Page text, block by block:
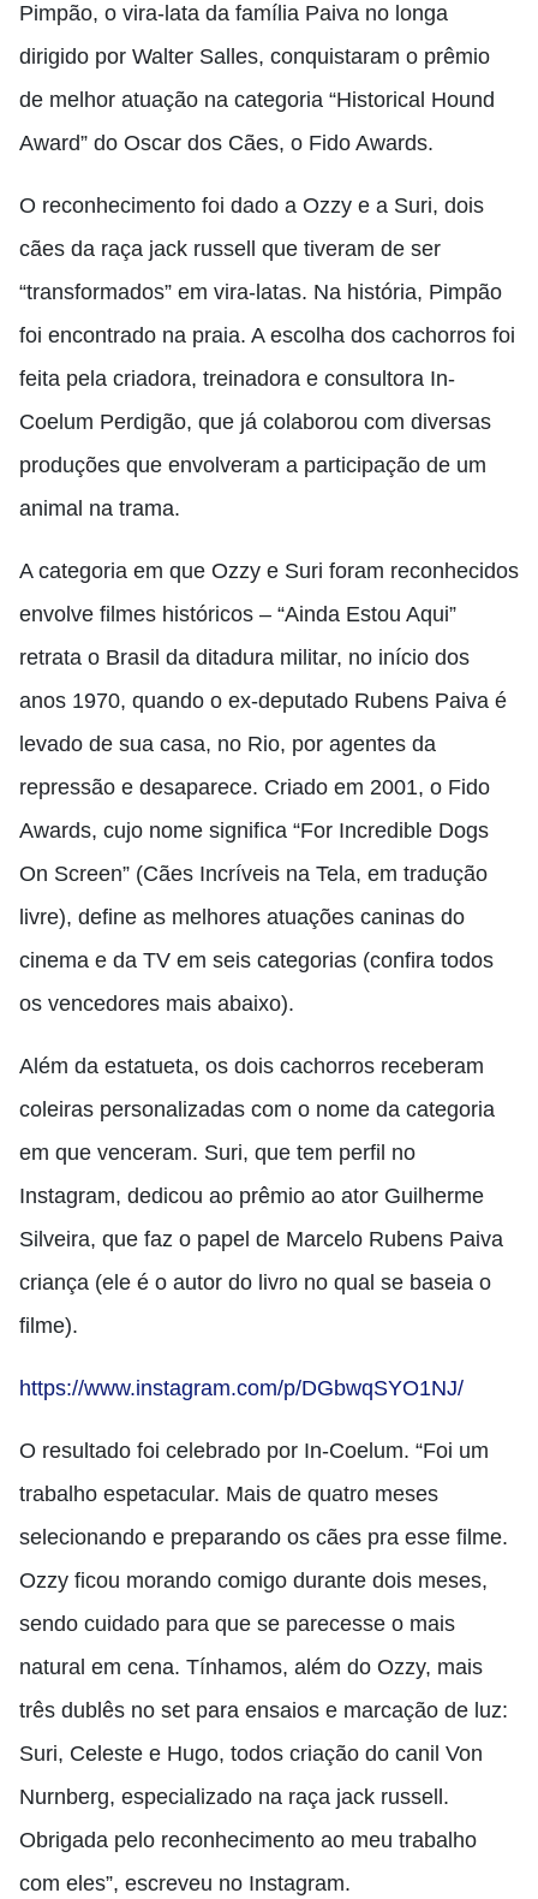
Pimpão, o vira-lata da família Paiva no longa
dirigido por Walter Salles, conquistaram o prêmio
de melhor atuação na categoria “Historical Hound
Award” do Oscar dos Cães, o Fido Awards.
O reconhecimento foi dado a Ozzy e a Suri, dois
cães da raça jack russell que tiveram de ser
“transformados” em vira-latas. Na história, Pimpão
foi encontrado na praia. A escolha dos cachorros foi
feita pela criadora, treinadora e consultora In-
Coelum Perdigão, que já colaborou com diversas
produções que envolveram a participação de um
animal na trama.
A categoria em que Ozzy e Suri foram reconhecidos
envolve filmes históricos – “Ainda Estou Aqui”
retrata o Brasil da ditadura militar, no início dos
anos 1970, quando o ex-deputado Rubens Paiva é
levado de sua casa, no Rio, por agentes da
repressão e desaparece. Criado em 2001, o Fido
Awards, cujo nome significa “For Incredible Dogs
On Screen” (Cães Incríveis na Tela, em tradução
livre), define as melhores atuações caninas do
cinema e da TV em seis categorias (confira todos
os vencedores mais abaixo).
Além da estatueta, os dois cachorros receberam
coleiras personalizadas com o nome da categoria
em que venceram. Suri, que tem perfil no
Instagram, dedicou ao prêmio ao ator Guilherme
Silveira, que faz o papel de Marcelo Rubens Paiva
criança (ele é o autor do livro no qual se baseia o
filme).
https://www.instagram.com/p/DGbwqSYO1NJ/
O resultado foi celebrado por In-Coelum. “Foi um
trabalho espetacular. Mais de quatro meses
selecionando e preparando os cães pra esse filme.
Ozzy ficou morando comigo durante dois meses,
sendo cuidado para que se parecesse o mais
natural em cena. Tínhamos, além do Ozzy, mais
três dublês no set para ensaios e marcação de luz:
Suri, Celeste e Hugo, todos criação do canil Von
Nurnberg, especializado na raça jack russell.
Obrigada pelo reconhecimento ao meu trabalho
com eles”, escreveu no Instagram.